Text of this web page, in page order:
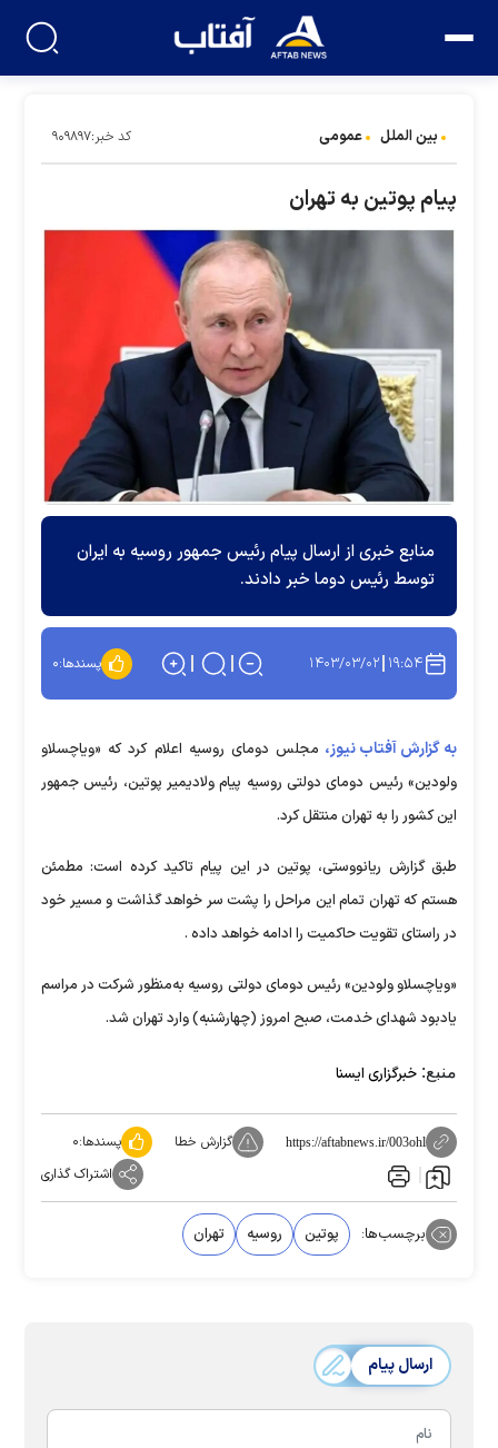
بین الملل عمومی کد خبر:۹۰۹۸۹۷
پیام پوتین به تهران
منابع خبری از ارسال پیام رئیس جمهور روسیه به ایران
توسط رئیس دوما خبر دادند.
۱۹:۵۴ ۱۴۰۳/۰۳/۰۲ پسندها:۰
به گزارش آفتاب نیوز، مجلس دومای روسیه اعلام کرد که «ویاچسلاو
ولودین» رئیس دومای دولتی روسیه پیام ولادیمیر پوتین، رئیس جمهور
این کشور را به تهران منتقل کرد.
طبق گزارش ریانووستی، پوتین در این پیام تاکید کرده است: مطمئن
هستم که تهران تمام این مراحل را پشت سر خواهد گذاشت و مسیر خود
در راستای تقویت حاکمیت را ادامه خواهد داده .
«ویاچسلاو ولودین» رئیس دومای دولتی روسیه به‌منظور شرکت در مراسم
یادبود شهدای خدمت، صبح امروز (چهارشنبه) وارد تهران شد.
منبع: خبرگزاری ایسنا
https://aftabnews.ir/003ohl گزارش خطا پسندها:۰
اشتراک گذاری
برچسب‌ها: پوتین روسیه تهران
ارسال پیام